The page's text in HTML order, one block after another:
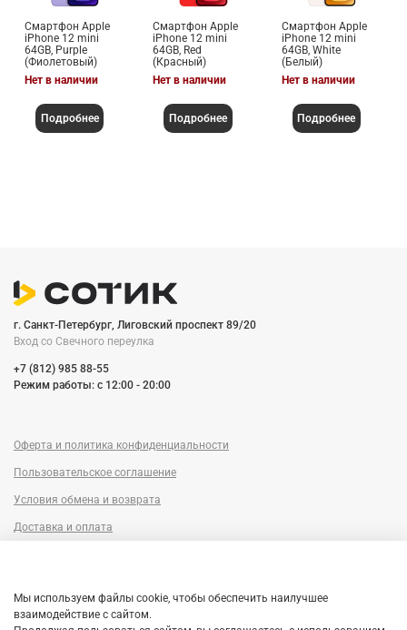
Смартфон Apple
iPhone 12 mini
64GB, Purple
(Фиолетовый)
Нет в наличии
Подробнее
Смартфон Apple
iPhone 12 mini
64GB, Red
(Красный)
Нет в наличии
Подробнее
Смартфон Apple
iPhone 12 mini
64GB, White
(Белый)
Нет в наличии
Подробнее
г. Санкт-Петербург, Лиговский проспект 89/20
Вход со Cвечного переулка
+7 (812) 985 88-55
Режим работы: c 12:00 - 20:00
Оферта и политика конфиденциальности
Пользовательское соглашение
Условия обмена и возврата
Доставка и оплата
Мы используем файлы cookie, чтобы обеспечить наилучшее
взаимодействие с сайтом.